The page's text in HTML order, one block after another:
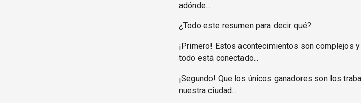
adónde...
¿Todo este resumen para decir qué?
¡Primero! Estos acontecimientos son complejos
todo está conectado...
¡Segundo! Que los únicos ganadores son los
nuestra ciudad...